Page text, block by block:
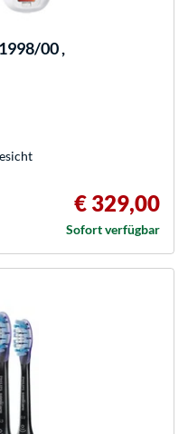
00 ,
€ 329,00
Sofort verfügbar